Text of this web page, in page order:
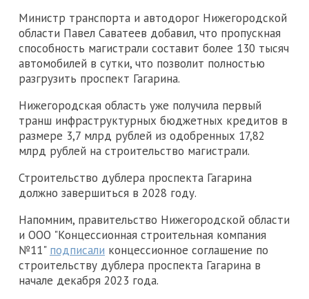
Министр транспорта и автодорог Нижегородской
области Павел Саватеев добавил, что пропускная
способность магистрали составит более 130 тысяч
автомобилей в сутки, что позволит полностью
разгрузить проспект Гагарина.
Нижегородская область уже получила первый
транш инфраструктурных бюджетных кредитов в
размере 3,7 млрд рублей из одобренных 17,82
млрд рублей на строительство магистрали.
Строительство дублера проспекта Гагарина
должно завершиться в 2028 году.
Напомним, правительство Нижегородской области
и ООО "Концессионная строительная компания
№11" подписали концессионное соглашение по
строительству дублера проспекта Гагарина в
начале декабря 2023 года.